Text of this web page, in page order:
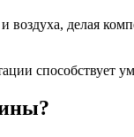
делая
способствует